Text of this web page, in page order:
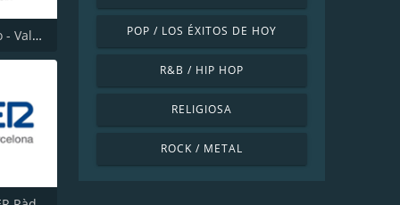
Onda Cero - Valencia POP / LOS ÉXITOS DE HOY
R&B / HIP HOP
RELIGIOSA
ROCK / METAL